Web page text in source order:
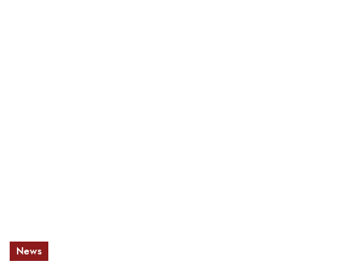
News